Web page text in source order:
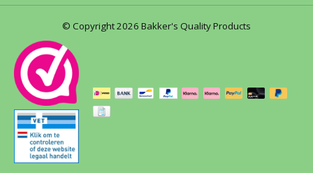
© Copyright 2026 Bakker's Quality Products